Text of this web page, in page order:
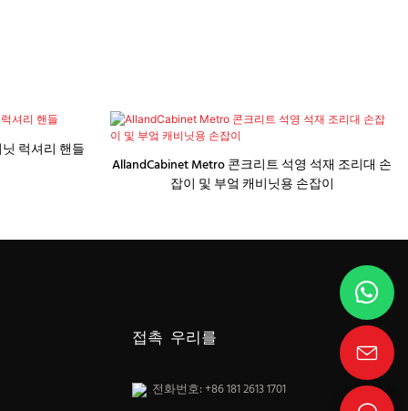
럭셔리 핸들
AllandCabinet Metro 콘크리트 석영 석재 조리대 손
잡이 및 부엌 캐비닛용 손잡이
접촉 우리를
전화번호: +86 181 2613 1701